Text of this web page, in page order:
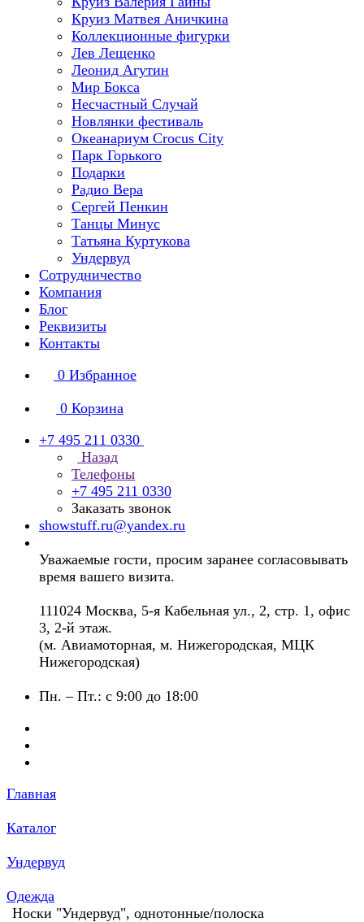
Круиз Матвея Аничкина
Коллекционные фигурки
Лев Лещенко
Леонид Агутин
Мир Бокса
Несчастный Случай
Новлянки фестиваль
Океанариум Crocus City
Парк Горького
Подарки
Радио Вера
Сергей Пенкин
Танцы Минус
Татьяна Куртукова
Ундервуд
Сотрудничество
Компания
Блог
Реквизиты
Контакты
0 Избранное
0 Корзина
+7 495 211 0330
Назад
Телефоны
+7 495 211 0330
Заказать звонок
showstuff.ru@yandex.ru
Уважаемые гости, просим заранее согласовывать
время вашего визита.
111024 Москва, 5-я Кабельная ул., 2, стр. 1, офис
3, 2-й этаж.
(м. Авиамоторная, м. Нижегородская, МЦК
Нижегородская)
Пн. – Пт.: с 9:00 до 18:00
Главная
Каталог
Ундервуд
Одежда
Носки "Ундервуд", однотонные/полоска